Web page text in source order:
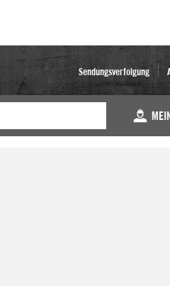
Sendungsverfolgung